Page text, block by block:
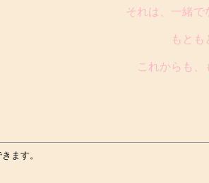
それは、一緒
もとも
これからも